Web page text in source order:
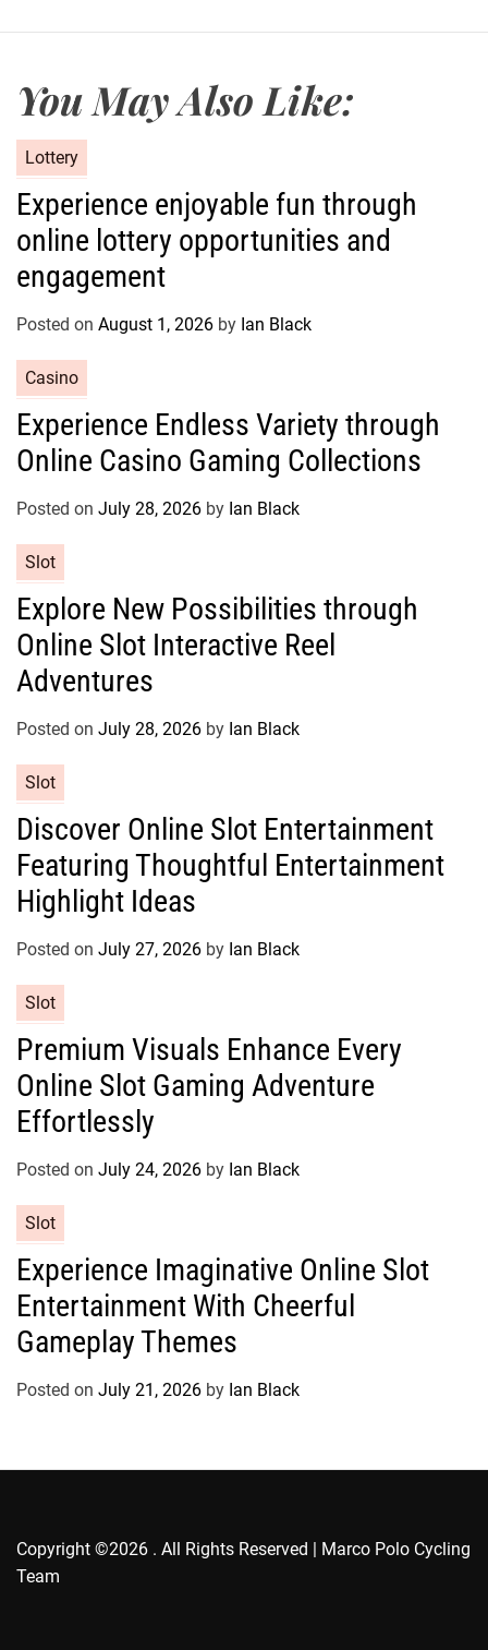
You May Also Like:
a
e
o
r
s
Lottery
Experience enjoyable fun through
online lottery opportunities and
engagement
Posted on August 1, 2026 by Ian Black
a
e
o
e
s
Casino
Experience Endless Variety through
Online Casino Gaming Collections
Posted on July 28, 2026 by Ian Black
a
e
g
o
r
s
Slot
Explore New Possibilities through
Online Slot Interactive Reel
Adventures
Posted on July 28, 2026 by Ian Black
a
e
g
o
r
s
Slot
Discover Online Slot Entertainment
Featuring Thoughtful Entertainment
Highlight Ideas
Posted on July 27, 2026 by Ian Black
a
e
g
o
r
s
Slot
Premium Visuals Enhance Every
Online Slot Gaming Adventure
Effortlessly
Posted on July 24, 2026 by Ian Black
a
e
g
o
r
Slot
Experience Imaginative Online Slot
Entertainment With Cheerful
Gameplay Themes
Posted on July 21, 2026 by Ian Black
Copyright ©2026 . All Rights Reserved | Marco Polo Cycling
Team